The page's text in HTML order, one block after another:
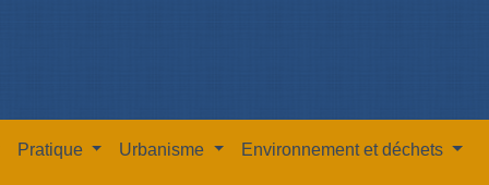
Pratique Urbanisme Environnement et déchets